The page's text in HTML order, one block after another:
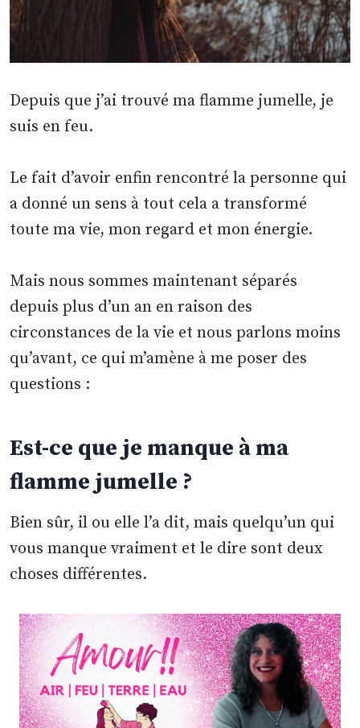
Depuis que j’ai trouvé ma flamme jumelle, je
suis en feu.
Le fait d’avoir enfin rencontré la personne qui
a donné un sens à tout cela a transformé
toute ma vie, mon regard et mon énergie.
Mais nous sommes maintenant séparés
depuis plus d’un an en raison des
circonstances de la vie et nous parlons moins
qu’avant, ce qui m’amène à me poser des
questions :
Est-ce que je manque à ma
flamme jumelle ?
Bien sûr, il ou elle l’a dit, mais quelqu’un qui
vous manque vraiment et le dire sont deux
choses différentes.